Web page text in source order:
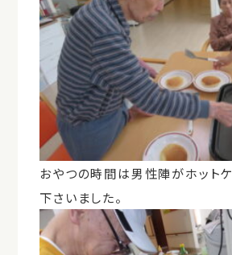
おやつの時間は男性陣がホット
下さいました。